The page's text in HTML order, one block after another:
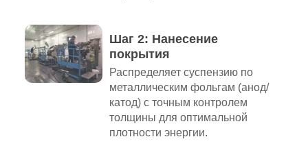
Шаг 2: Нанесение
покрытия
Распределяет суспензию по
металлическим фольгам (анод/
катод) с точным контролем
толщины для оптимальной
плотности энергии.